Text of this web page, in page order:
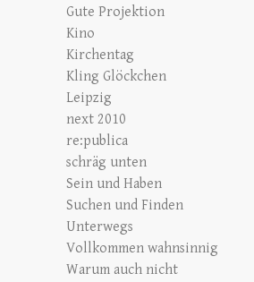
Gute Projektion
Kino
Kirchentag
Kling Glöckchen
Leipzig
next 2010
re:publica
schräg unten
Sein und Haben
Suchen und Finden
Unterwegs
Vollkommen wahnsinnig
Warum auch nicht